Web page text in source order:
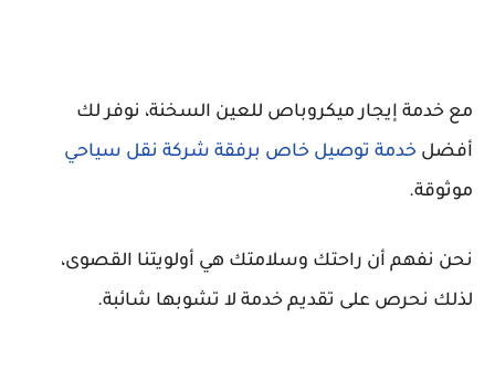
مع خدمة إيجار ميكروباص للعين السخنة، نوفر لك
أفضل خدمة توصيل خاص برفقة شركة نقل سياحي
موثوقة.
نحن نفهم أن راحتك وسلامتك هي أولويتنا القصوى،
لذلك نحرص على تقديم خدمة لا تشوبها شائبة.